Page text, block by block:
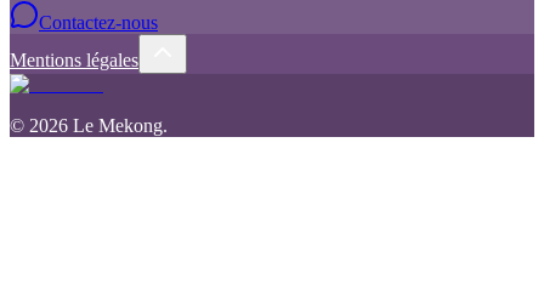
Contactez-nous
Mentions légales
© 2026 Le Mekong.